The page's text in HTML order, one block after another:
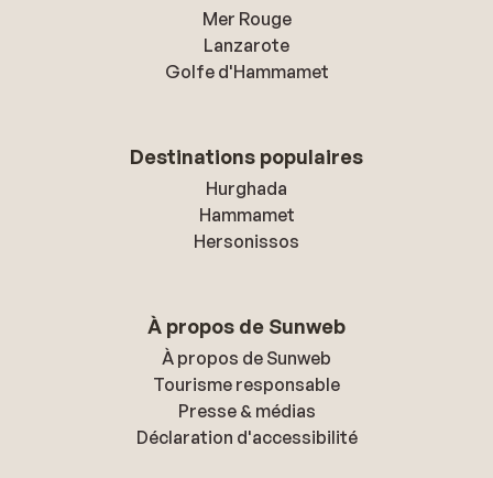
Mer Rouge
Lanzarote
Golfe d'Hammamet
Destinations populaires
Hurghada
Hammamet
Hersonissos
À propos de Sunweb
À propos de Sunweb
Tourisme responsable
Presse & médias
Déclaration d'accessibilité